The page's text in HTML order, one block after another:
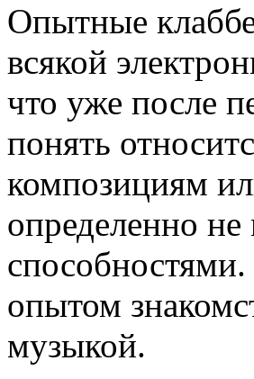
Опытные
всякой
что уже после
понять
композициям
определенно не
опытом
музыкой.